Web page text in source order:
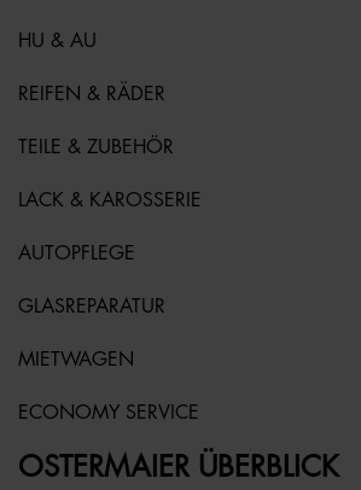
HU & AU
REIFEN & RÄDER
TEILE & ZUBEHÖR
LACK & KAROSSERIE
AUTOPFLEGE
GLASREPARATUR
MIETWAGEN
ECONOMY SERVICE
OSTERMAIER ÜBERBLICK